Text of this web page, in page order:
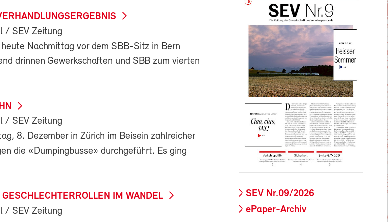
/ SEV Zeitung
Nachmittag vor dem SBB-Sitz in Bern
drinnen Gewerkschaften und SBB zum vierten
/ SEV Zeitung
8. Dezember in Zürich im Beisein zahlreicher
die «Dumpingbusse» durchgeführt. Es ging
IM WANDEL
/ SEV Zeitung
SEV Nr.09/2026
ePaper-Archiv